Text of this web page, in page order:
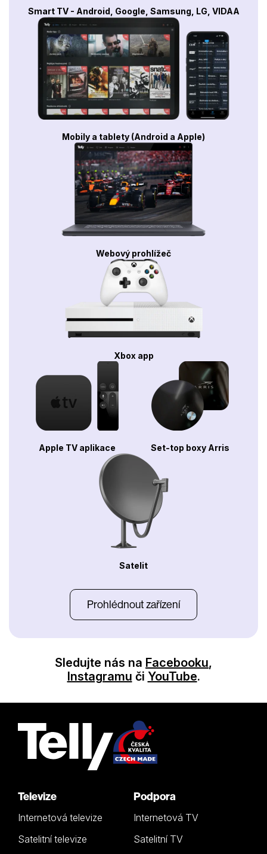
Smart TV - Android, Google, Samsung, LG, VIDAA
Mobily a tablety (Android a Apple)
Webový prohlížeč
Xbox app
Apple TV aplikace Set-top boxy Arris
Satelit
Prohlédnout zařízení
Sledujte nás na Facebooku,
Instagramu či YouTube.
Televize
Internetová televize
Satelitní televize
Podpora
Internetová TV
Satelitní TV